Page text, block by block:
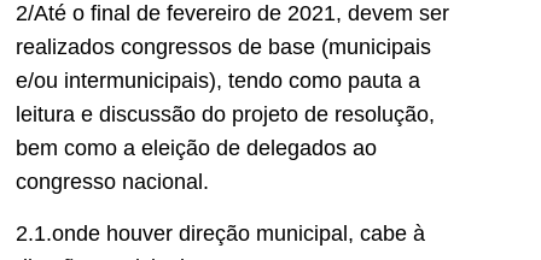
2/Até o final de fevereiro de 2021, devem ser
realizados congressos de base (municipais
e/ou intermunicipais), tendo como pauta a
leitura e discussão do projeto de resolução,
bem como a eleição de delegados ao
congresso nacional.
2.1.onde houver direção municipal, cabe à